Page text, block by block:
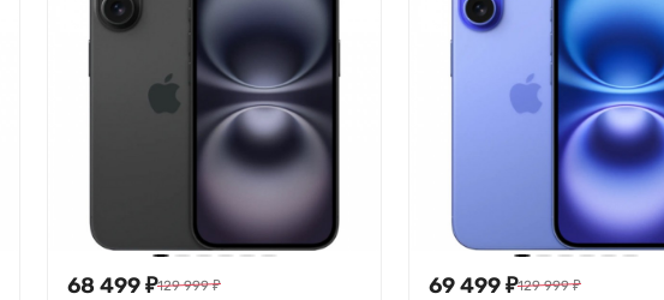
68 499₽129 999 ₽ 69 499₽129 999 ₽